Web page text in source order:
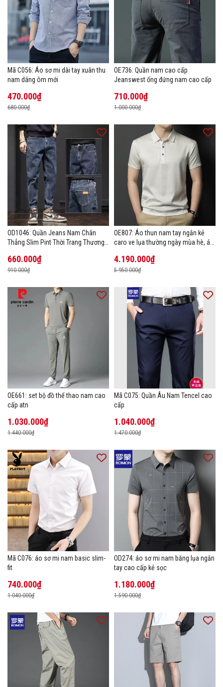
Mã C056: Áo sơ mi dài tay xuân thu
nam dáng ôm mới
470.000₫
680.000₫
OE736: Quần nam cao cấp
Jeanswest ống đứng nam cao cấp
710.000₫
1.000.000₫
OD1046: Quần Jeans Nam Chân
Thẳng Slim Pint Thời Trang Thương
660.000₫
910.000₫
OE807: Áo thun nam tay ngắn kẻ
caro ve lụa thường ngày mùa hè, áo
4.190.000₫
5.950.000₫
OE661: set bộ đồ thể thao nam cao
cấp atn
1.030.000₫
1.440.000₫
Mã C075: Quần Âu Nam Tencel cao
cấp
1.040.000₫
1.470.000₫
Mã C076: áo sơ mi nam basic slim-
fit
740.000₫
1.040.000₫
OD274: áo sơ mi nam băng lụa ngắn
tay cao cấp kẻ sọc
1.180.000₫
1.590.000₫